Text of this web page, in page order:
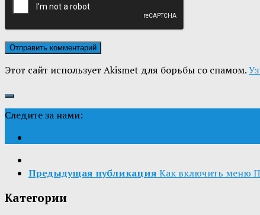
Этот сайт использует Akismet для борьбы со спамом.
Следите за нами:
Предыдущая публикация Как включить меню
Категории